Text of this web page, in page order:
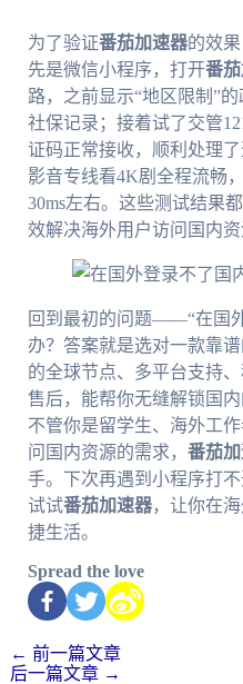
为了验证番茄加速器的效
先是微信小程序，打开番
路，之前显示“地区限制”
社保记录；接着试了交管
证码正常接收，顺利处理
影音专线看4K剧全程流畅
30ms左右。这些测试结果都
效解决海外用户访问国内资
回到最初的问题——“在国
办？答案就是选对一款靠谱
的全球节点、多平台支持
售后，能帮你无缝解锁国内
不管你是留学生、海外工
问国内资源的需求， 番茄
手。下次再遇到小程序打
试试番茄加速器，让你在
捷生活。
Spread the love
← 前一篇文章
后一篇文章 →